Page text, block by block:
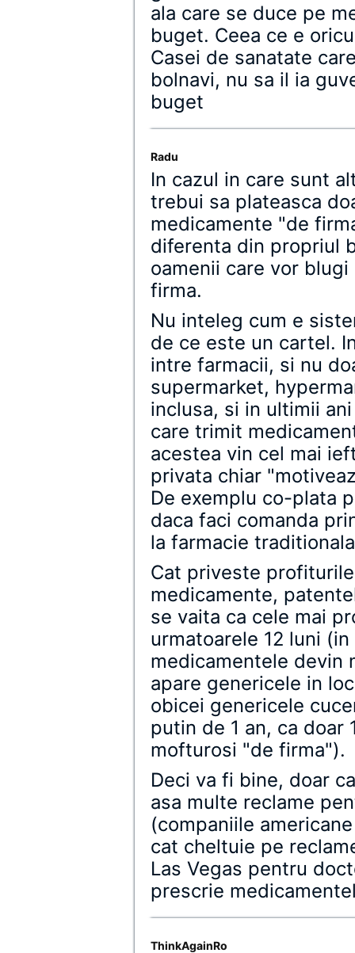
ala care se duce pe
buget. Ceea ce e
Casei de sanatate
bolnavi, nu sa il ia
buget
Radu
In cazul in care sunt
trebui sa plateasca
medicamente "de
diferenta din propriul
oamenii care vor
firma.
Nu inteleg cum e
de ce este un cartel.
intre farmacii, si nu
supermarket,
inclusa, si in ultimii
care trimit
acestea vin cel mai
privata chiar
De exemplu co-plata
daca faci comanda
la farmacie
Cat priveste
medicamente,
se vaita ca cele mai
urmatoarele 12 luni
medicamentele devin
apare genericele in
obicei genericele
putin de 1 an, ca doar
mofturosi "de firma").
Deci va fi bine, doar
asa multe reclame
(companiile
cat cheltuie pe
Las Vegas pentru
prescrie
ThinkAgainRo